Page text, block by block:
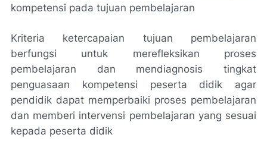
kompetensi pada tujuan pembelajaran
Kriteria ketercapaian tujuan pembelajaran
berfungsi untuk merefleksikan proses
pembelajaran dan mendiagnosis tingkat
penguasaan kompetensi peserta didik agar
pendidik dapat memperbaiki proses pembelajaran
dan memberi intervensi pembelajaran yang sesuai
kepada peserta didik